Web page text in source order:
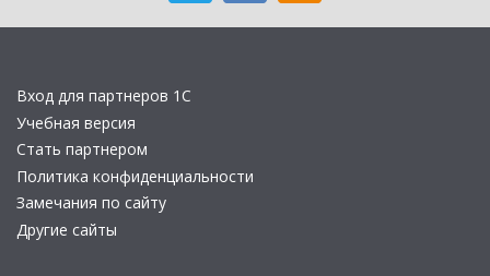
Вход для партнеров 1С
Учебная версия
Стать партнером
Политика конфиденциальности
Замечания по сайту
Другие сайты